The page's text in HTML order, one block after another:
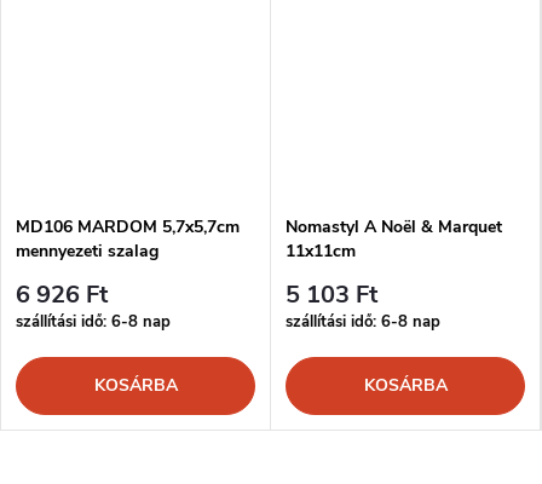
MD106 MARDOM 5,7x5,7cm
mennyezeti szalag
6 926 Ft
szállítási idő: 6-8 nap
KOSÁRBA
Nomastyl A Noël & Marquet
11x11cm
5 103 Ft
szállítási idő: 6-8 nap
KOSÁRBA